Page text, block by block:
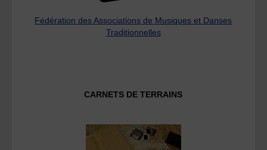
Fédération des Associations de Musiques et Danses
Traditionnelles
CARNETS DE TERRAINS